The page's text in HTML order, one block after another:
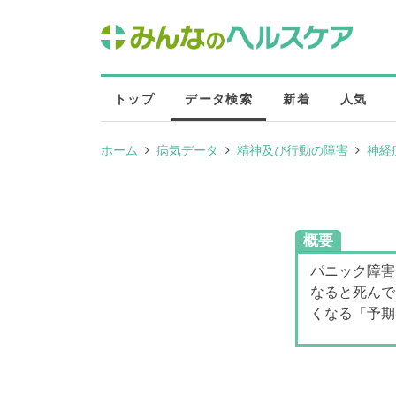
トップ データ検索 新着 人気
ホーム 病気データ 精神及び行動の障害 神経
概要
パニック障
なると死ん
くなる「予